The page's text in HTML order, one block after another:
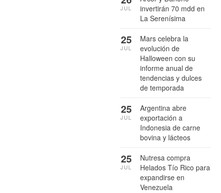
invertirán 70 mdd en
La Serenísima
JUL
Mars celebra la
evolución de
Halloween con su
informe anual de
tendencias y dulces
de temporada
25
JUL
Argentina abre
exportación a
Indonesia de carne
bovina y lácteos
25
JUL
Nutresa compra
Helados Tío Rico para
expandirse en
Venezuela
25
JUL